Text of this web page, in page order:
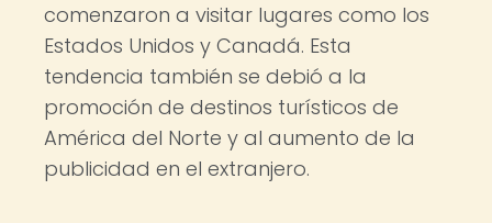
comenzaron a visitar lugares como los
Estados Unidos y Canadá. Esta
tendencia también se debió a la
promoción de destinos turísticos de
América del Norte y al aumento de la
publicidad en el extranjero.